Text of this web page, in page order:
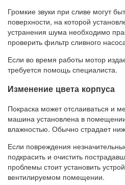
Громкие звуки при сливе могут
поверхности, на которой
устранения шума необходимо
проверить фильтр сливного
Если во время работы мотор
требуется помощь специалиста.
Изменение цвета корпуса
Покраска может отслаиваться и
машина установлена в
влажностью. Обычно страдает
Если повреждения
подкрасить и очистить
проблемы стоит установить
вентилируемом помещении.